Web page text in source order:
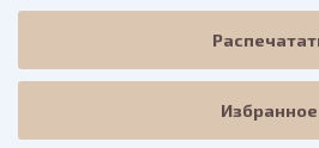
Избранное